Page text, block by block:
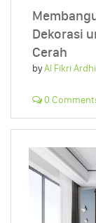
Dekorasi
Cerah
byAl Fikri
0